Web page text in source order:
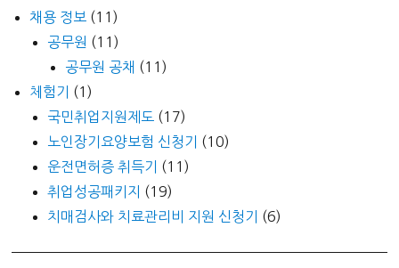
채용 정보 (11)
공무원 (11)
공무원 공채 (11)
체험기
(1)
국민취업지원제도 (17)
노인장기요양보험 신청기
(10)
운전면허증 취득기
(11)
취업성공패키지
(19)
치매검사와 치료관리비 지원 신청기
(6)